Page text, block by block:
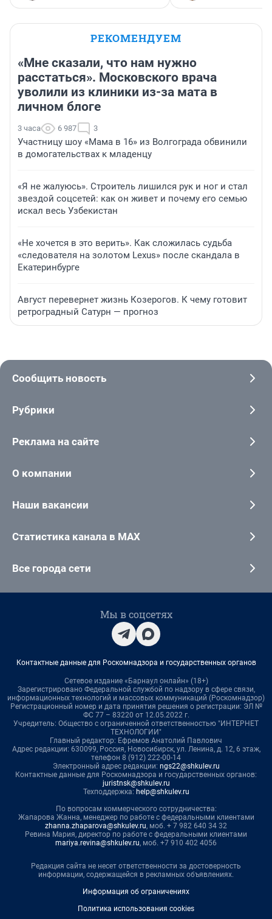
РЕКОМЕНДУЕМ
«Мне сказали, что нам нужно
расстаться». Московского врача
уволили из клиники из-за мата в
личном блоге
3 часа 6 987 3
Участницу шоу «Мама в 16» из Волгограда обвинили
в домогательствах к младенцу
«Я не жалуюсь». Строитель лишился рук и ног и стал
звездой соцсетей: как он живет и почему его семью
искал весь Узбекистан
«Не хочется в это верить». Как сложилась судьба
«следователя на золотом Lexus» после скандала в
Екатеринбурге
Август перевернет жизнь Козерогов. К чему готовит
ретроградный Сатурн — прогноз
Сообщить новость
Рубрики
Реклама на сайте
О компании
Наши вакансии
Статистика канала в MAX
Все города сети
Мы в соцсетях
Контактные данные для Роскомнадзора и государственных органов
Сетевое издание «Барнаул онлайн» (18+)
Зарегистрировано Федеральной службой по надзору в сфере связи,
информационных технологий и массовых коммуникаций (Роскомнадзор)
Регистрационный номер и дата принятия решения о регистрации: ЭЛ №
ФС 77 – 83220 от 12.05.2022 г.
Учредитель: Общество с ограниченной ответственностью "ИНТЕРНЕТ
ТЕХНОЛОГИИ"
Главный редактор: Ефремов Анатолий Павлович
Адрес редакции: 630099, Россия, Новосибирск, ул. Ленина, д. 12, 6 этаж,
телефон 8 (912) 222-00-14
Электронный адрес редакции: ngs22@shkulev.ru
Контактные данные для Роскомнадзора и государственных органов:
juristnsk@shkulev.ru
Техподдержка: help@shkulev.ru
По вопросам коммерческого сотрудничества:
Жапарова Жанна, менеджер по работе с федеральными клиентами
zhanna.zhaparova@shkulev.ru, моб. + 7 982 640 34 32
Ревина Мария, директор по работе с федеральными клиентами
mariya.revina@shkulev.ru, моб. +7 910 402 4056
Редакция сайта не несет ответственности за достоверность
информации, содержащейся в рекламных объявлениях.
Информация об ограничениях
Политика использования cookies